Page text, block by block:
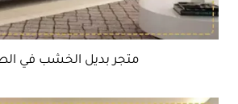
متجر بديل الخشب في